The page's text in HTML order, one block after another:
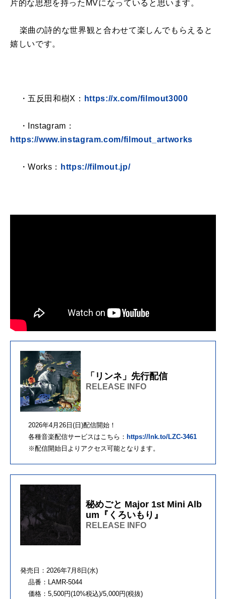
片的な思想を持ったMVになっていると思います。
楽曲の詩的な世界観と合わせて楽しんでもらえると
嬉しいです。
・五反田和樹X： https://x.com/filmout3000
・Instagram：
https://www.instagram.com/filmout_artworks
・Works： https://filmout.jp/
「リンネ」先行配信
RELEASE INFO
2026年4月26日(日)配信開始！
各種音楽配信サービスはこちら： https://lnk.to/LZC-3461
※配信開始日よりアクセス可能となります。
秘めごと Major 1st Mini Alb
um『くろいもり』
RELEASE INFO
発売日：2026年7月8日(水)
品番：LAMR-5044
価格：5,500円(10%税込)/5,000円(税抜)